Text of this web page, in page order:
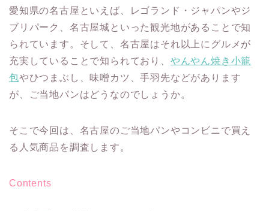
愛知県の名古屋といえば、レゴランド・ジャパンやジ
ブリパーク、名古屋城といった観光地があることで知
られています。そして、名古屋はそれ以上にグルメが
充実していることで知られており、 やんやん焼き小籠
包やひつまぶし、味噌カツ、手羽先などがあります
が、ご当地パンはどうなのでしょうか。
そこで今回は、名古屋のご当地パンやコンビニで買え
る人気商品を調査します。
Contents